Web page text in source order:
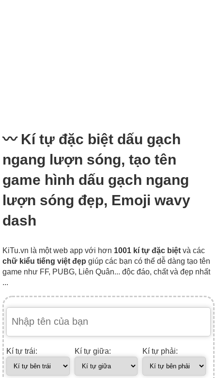
〰 Kí tự đặc biệt dấu gạch
ngang lượn sóng, tạo tên
game hình dấu gạch ngang
lượn sóng đẹp, Emoji wavy
dash
KiTu.vn là một web app với hơn 1001 kí tự đặc biệt và các
chữ kiểu tiếng việt đẹp giúp các bạn có thể dễ dàng tạo tên
game như FF, PUBG, Liên Quân... độc đáo, chất và đẹp nhất
...
Kí tự trái: Kí tự giữa: Kí tự phải: